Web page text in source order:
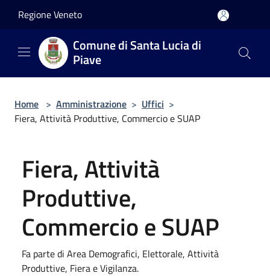
Regione Veneto
Comune di Santa Lucia di
Piave
Home > Amministrazione > Uffici >
Fiera, Attività Produttive, Commercio e SUAP
Fiera, Attività
Produttive,
Commercio e SUAP
Fa parte di Area Demografici, Elettorale, Attività
Produttive, Fiera e Vigilanza.